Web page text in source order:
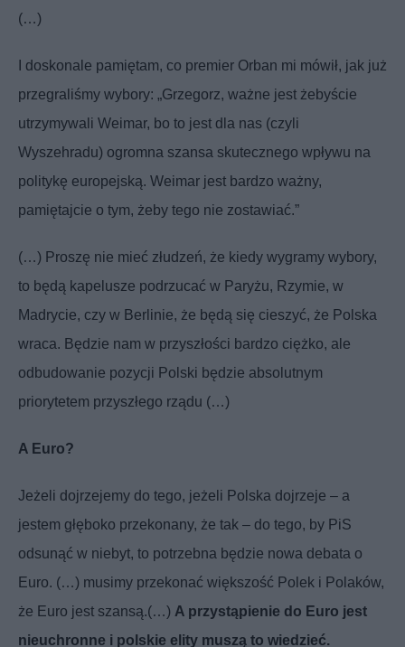
(…)
I doskonale pamiętam, co premier Orban mi mówił, jak już
przegraliśmy wybory: „Grzegorz, ważne jest żebyście
utrzymywali Weimar, bo to jest dla nas (czyli
Wyszehradu) ogromna szansa skutecznego wpływu na
politykę europejską. Weimar jest bardzo ważny,
pamiętajcie o tym, żeby tego nie zostawiać.”
(…) Proszę nie mieć złudzeń, że kiedy wygramy wybory,
to będą kapelusze podrzucać w Paryżu, Rzymie, w
Madrycie, czy w Berlinie, że będą się cieszyć, że Polska
wraca. Będzie nam w przyszłości bardzo ciężko, ale
odbudowanie pozycji Polski będzie absolutnym
priorytetem przyszłego rządu (…)
A Euro?
Jeżeli dojrzejemy do tego, jeżeli Polska dojrzeje – a
jestem głęboko przekonany, że tak – do tego, by PiS
odsunąć w niebyt, to potrzebna będzie nowa debata o
Euro. (…) musimy przekonać większość Polek i Polaków,
że Euro jest szansą.(…) A przystąpienie do Euro jest
nieuchronne i polskie elity muszą to wiedzieć.